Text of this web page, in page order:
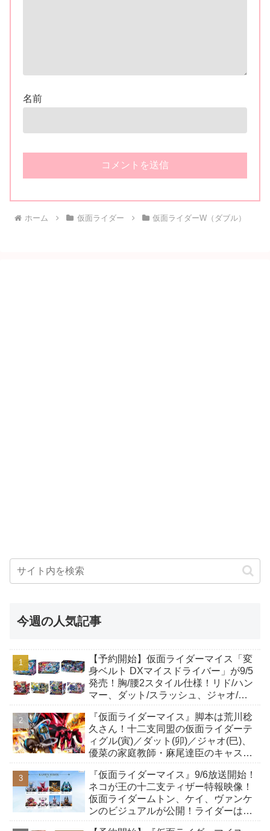
名前
ホーム 仮面ライダー 仮面ライダーW（ダブル）
今週の人気記事
【予約開始】仮面ライダーマイス「変
身ベルト DXマイスドライバー」が9/5
発売！胸/腰2スタイル仕様！リド/ハン
マー、ダット/スラッシュ、ジャオ/バ
も！
『仮面ライダーマイス』脚本は荒川稔
久さん！十二支同盟の仮面ライダーテ
ィグル(寅)／ダット(卯)／ジャオ(巳)、
優菜の家庭教師・麻尾達臣のキャスト
んも変身！
『仮面ライダーマイス』9/6放送開始！
ネコが王の十二支ティザー特報映像！
仮面ライダームトン、ケイ、ヴァンケ
ンのビジュアルが公開！ライダーは子